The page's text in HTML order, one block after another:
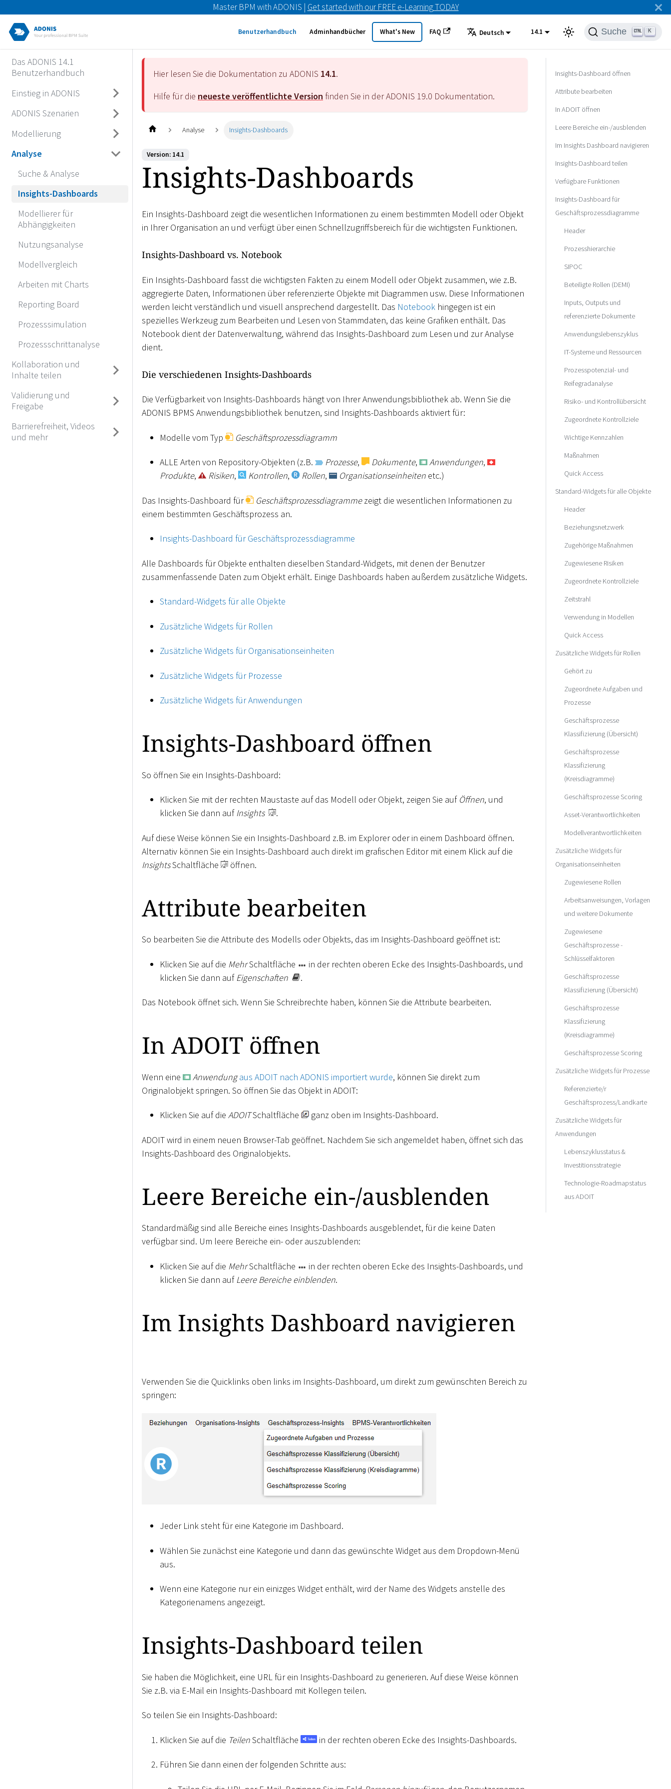
Master BPM with ADONIS | Get started with our FREE e-Learning TODAY
Benutzerhandbuch Adminhandbücher What's New FAQ Deutsch 14.1 Suche K
Das ADONIS 14.1
Benutzerhandbuch
Einstieg in ADONIS
ADONIS Szenarien
Modellierung
Analyse
Suche & Analyse
Insights-Dashboards
Modellierer für
Abhängigkeiten
Nutzungsanalyse
Modellvergleich
Arbeiten mit Charts
Reporting Board
Prozesssimulation
Prozessschrittanalyse
Kollaboration und
Inhalte teilen
Validierung und
Freigabe
Barrierefreiheit, Videos
und mehr
Hier lesen Sie die Dokumentation zu ADONIS 14.1.
Hilfe für die neueste veröffentlichte Version finden Sie in der ADONIS 19.0 Dokumentation.
Analyse Insights-Dashboards
Version: 14.1
Insights-Dashboards
Ein Insights-Dashboard zeigt die wesentlichen Informationen zu einem bestimmten Modell oder Objekt
in Ihrer Organisation an und verfügt über einen Schnellzugriffsbereich für die wichtigsten Funktionen.
Insights-Dashboard vs. Notebook
Ein Insights-Dashboard fasst die wichtigsten Fakten zu einem Modell oder Objekt zusammen, wie z.B.
aggregierte Daten, Informationen über referenzierte Objekte mit Diagrammen usw. Diese Informationen
werden leicht verständlich und visuell ansprechend dargestellt. Das Notebook hingegen ist ein
spezielles Werkzeug zum Bearbeiten und Lesen von Stammdaten, das keine Grafiken enthält. Das
Notebook dient der Datenverwaltung, während das Insights-Dashboard zum Lesen und zur Analyse
dient.
Die verschiedenen Insights-Dashboards
Die Verfügbarkeit von Insights-Dashboards hängt von Ihrer Anwendungsbibliothek ab. Wenn Sie die
ADONIS BPMS Anwendungsbibliothek benutzen, sind Insights-Dashboards aktiviert für:
Modelle vom Typ Geschäftsprozessdiagramm
ALLE Arten von Repository-Objekten (z.B. Prozesse, Dokumente, Anwendungen,
Produkte, Risiken, Kontrollen, Rollen, Organisationseinheiten etc.)
Das Insights-Dashboard für Geschäftsprozessdiagrammezeigt die wesentlichen Informationen zu
einem bestimmten Geschäftsprozess an.
Insights-Dashboard für Geschäftsprozessdiagramme
Alle Dashboards für Objekte enthalten dieselben Standard-Widgets, mit denen der Benutzer
zusammenfassende Daten zum Objekt erhält. Einige Dashboards haben außerdem zusätzliche Widgets.
Standard-Widgets für alle Objekte
Zusätzliche Widgets für Rollen
Zusätzliche Widgets für Organisationseinheiten
Zusätzliche Widgets für Prozesse
Zusätzliche Widgets für Anwendungen
Insights-Dashboard öffnen
So öffnen Sie ein Insights-Dashboard:
Klicken Sie mit der rechten Maustaste auf das Modell oder Objekt, zeigen Sie auf Öffnen, und
klicken Sie dann aufInsights .
Auf diese Weise können Sie ein Insights-Dashboard z.B. im Explorer oder in einem Dashboard öffnen.
Alternativ können Sie ein Insights-Dashboard auch direkt im grafischen Editor mit einem Klick auf die
InsightsSchaltfläche öffnen.
Attribute bearbeiten
So bearbeiten Sie die Attribute des Modells oder Objekts, das im Insights-Dashboard geöffnet ist:
Klicken Sie auf die MehrSchaltfläche
in der rechten oberen Ecke des Insights-Dashboards, und
klicken Sie dann aufEigenschaften .
Das Notebook öffnet sich. Wenn Sie Schreibrechte haben, können Sie die Attribute bearbeiten.
In ADOIT öffnen
Wenn eine Anwendung aus ADOIT nach ADONIS importiert wurde, können Sie direkt zum
Originalobjekt springen. So öffnen Sie das Objekt in ADOIT:
Klicken Sie auf die ADOITSchaltfläche ganz oben im Insights-Dashboard.
ADOIT wird in einem neuen Browser-Tab geöffnet. Nachdem Sie sich angemeldet haben, öffnet sich das
Insights-Dashboard des Originalobjekts.
Leere Bereiche ein-/ausblenden
Standardmäßig sind alle Bereiche eines Insights-Dashboards ausgeblendet, für die keine Daten
verfügbar sind. Um leere Bereiche ein- oder auszublenden:
Klicken Sie auf die MehrSchaltfläche
in der rechten oberen Ecke des Insights-Dashboards, und
klicken Sie dann aufLeere Bereiche einblenden.
Im Insights Dashboard navigieren
Verwenden Sie die Quicklinks oben links im Insights-Dashboard, um direkt zum gewünschten Bereich zu
springen:
Jeder Link steht für eine Kategorie im Dashboard.
Wählen Sie zunächst eine Kategorie und dann das gewünschte Widget aus dem Dropdown-Menü
aus.
Wenn eine Kategorie nur ein einizges Widget enthält, wird der Name des Widgets anstelle des
Kategorienamens angezeigt.
Insights-Dashboard teilen
Sie haben die Möglichkeit, eine URL für ein Insights-Dashboard zu generieren. Auf diese Weise können
Sie z.B. via E-Mail ein Insights-Dashboard mit Kollegen teilen.
So teilen Sie ein Insights-Dashboard:
Klicken Sie auf die TeilenSchaltfläche in der rechten oberen Ecke des Insights-Dashboards.
Führen Sie dann einen der folgenden Schritte aus:
Insights-Dashboard öffnen
Attribute bearbeiten
In ADOIT öffnen
Leere Bereiche ein-/ausblenden
Im Insights Dashboard navigieren
Insights-Dashboard teilen
Verfügbare Funktionen
Insights-Dashboard für
Geschäftsprozessdiagramme
Header
Prozesshierarchie
SIPOC
Beteiligte Rollen (DEMI)
Inputs, Outputs und
referenzierte Dokumente
Anwendungslebenszyklus
IT-Systeme und Ressourcen
Prozesspotenzial- und
Reifegradanalyse
Risiko- und Kontrollübersicht
Zugeordnete Kontrollziele
Wichtige Kennzahlen
Maßnahmen
Quick Access
Standard-Widgets für alle Objekte
Header
Beziehungsnetzwerk
Zugehörige Maßnahmen
Zugewiesene Risiken
Zugeordnete Kontrollziele
Zeitstrahl
Verwendung in Modellen
Quick Access
Zusätzliche Widgets für Rollen
Gehört zu
Zugeordnete Aufgaben und
Prozesse
Geschäftsprozesse
Klassifizierung (Übersicht)
Geschäftsprozesse
Klassifizierung
(Kreisdiagramme)
Geschäftsprozesse Scoring
Asset-Verantwortlichkeiten
Modellverantwortlichkeiten
Zusätzliche Widgets für
Organisationseinheiten
Zugewiesene Rollen
Arbeitsanweisungen, Vorlagen
und weitere Dokumente
Zugewiesene
Geschäftsprozesse -
Schlüsselfaktoren
Geschäftsprozesse
Klassifizierung (Übersicht)
Geschäftsprozesse
Klassifizierung
(Kreisdiagramme)
Geschäftsprozesse Scoring
Zusätzliche Widgets für Prozesse
Referenzierte/r
Geschäftsprozess/Landkarte
Zusätzliche Widgets für
Anwendungen
Lebenszyklusstatus &
Investitionsstrategie
Technologie-Roadmapstatus
aus ADOIT